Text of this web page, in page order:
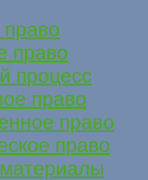
право
процесс
право
право
право